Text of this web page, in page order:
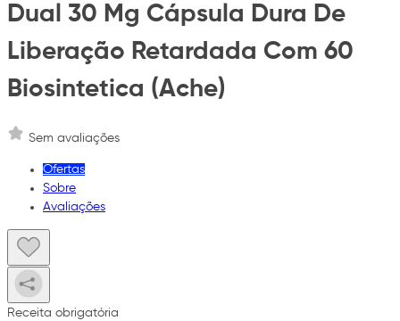
Dual 30 Mg Cápsula Dura De
Liberação Retardada Com 60
Biosintetica (Ache)
Sem avaliações
Ofertas
Sobre
Avaliações
Receita obrigatória